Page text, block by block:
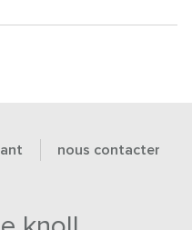
nous contacter